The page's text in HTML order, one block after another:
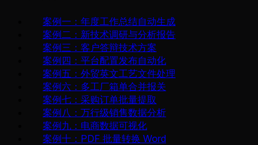
案例一：年度工作总结自动生成
案例二：新技术调研与分析报告
案例三：客户答辩技术方案
案例四：平台配置发布自动化
案例五：外贸英文工艺文件处理
案例六：多工厂箱单合并报关
案例七：采购订单批量提取
案例八：万行级销售数据分析
案例九：电商数据可视化
案例十：PDF 批量转换 Word